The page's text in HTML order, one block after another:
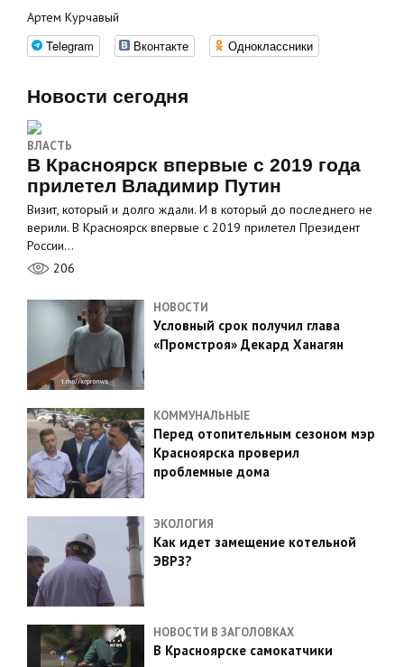
Артем Курчавый
Telegram Вконтакте Одноклассники
Новости сегодня
ВЛАСТЬ
В Красноярск впервые с 2019 года
прилетел Владимир Путин
Визит, который и долго ждали. И в который до последнего не
верили. В Красноярск впервые с 2019 прилетел Президент
России…
206
НОВОСТИ
Условный срок получил глава
«Промстроя» Декард Ханагян
КОММУНАЛЬНЫЕ
Перед отопительным сезоном мэр
Красноярска проверил
проблемные дома
ЭКОЛОГИЯ
Как идет замещение котельной
ЭВРЗ?
НОВОСТИ В ЗАГОЛОВКАХ
В Красноярске самокатчики